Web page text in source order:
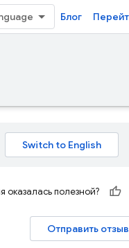
Блог
полезной?
Отправить отзыв